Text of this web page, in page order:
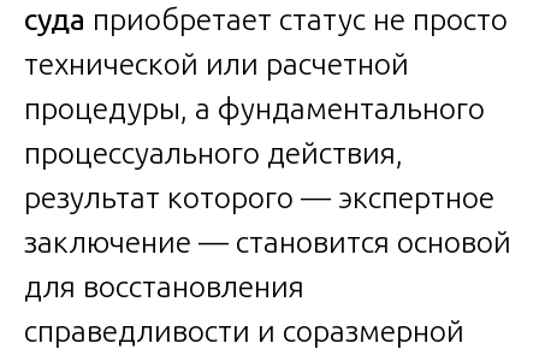
суда приобретает статус не просто
технической или расчетной
процедуры, а фундаментального
процессуального действия,
результат которого — экспертное
заключение — становится основой
для восстановления
справедливости и соразмерной